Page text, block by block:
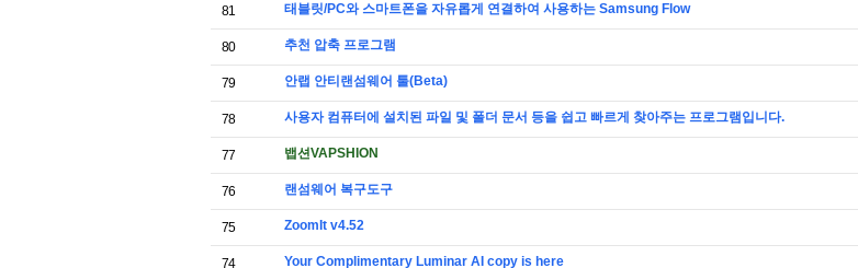
81 태블릿/PC와 스마트폰을 자유롭게 연결하여 사용하는 Samsung Flow
80 추천 압축 프로그램
79 안랩 안티랜섬웨어 툴(Beta)
78 사용자 컴퓨터에 설치된 파일 및 폴더 문서 등을 쉽고 빠르게 찾아주는 프로그램입니다.
77 뱁션VAPSHION
76 랜섬웨어 복구도구
75 ZoomIt v4.52
74 Your Complimentary Luminar AI copy is here